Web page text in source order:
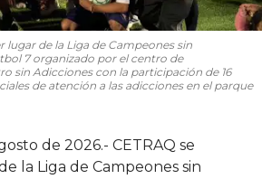
lugar de la Liga de Campeones sin
7 organizado por el centro de
sin Adicciones con la participación de 16
de atención a las adicciones en el parque
de 2026.- CETRAQ se
la Liga de Campeones sin